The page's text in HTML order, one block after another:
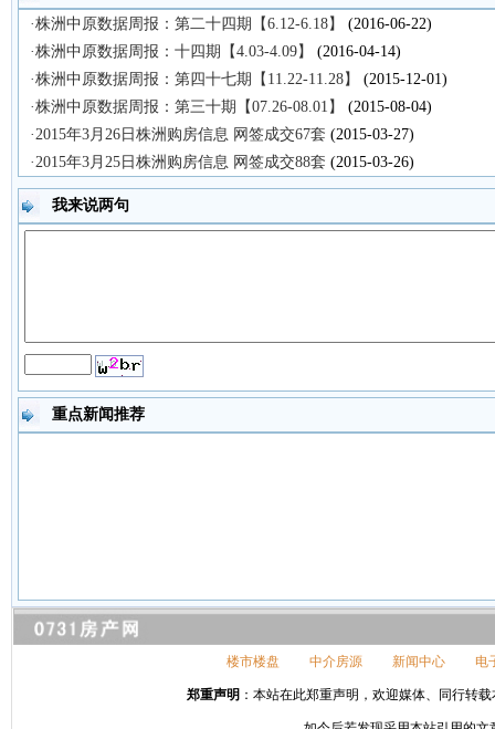
·株洲中原数据周报：第二十四期【6.12-6.18】
(2016-06-22)
·株洲中原数据周报：十四期【4.03-4.09】
(2016-04-14)
·株洲中原数据周报：第四十七期【11.22-11.28】
(2015-12-01)
·株洲中原数据周报：第三十期【07.26-08.01】
(2015-08-04)
·2015年3月26日株洲购房信息 网签成交67套 (2015-03-27)
·2015年3月25日株洲购房信息 网签成交88套 (2015-03-26)
我来说两句
重点新闻推荐
楼市楼盘 中介房源 新闻中心 电
郑重声明 ：本站在此郑重声明，欢迎媒体、同行转